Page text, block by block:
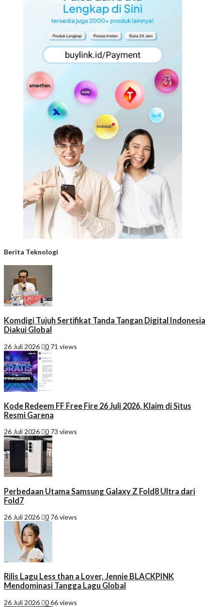
Berita Teknologi
Komdigi Tujuh Sertifikat Tanda Tangan Digital Indonesia
Diakui Global
26 Juli 2026 0 71 views
Kode Redeem FF Free Fire 26 Juli 2026, Klaim di Situs
Resmi Garena
26 Juli 2026 0 73 views
Perbedaan Utama Samsung Galaxy Z Fold8 Ultra dari
Fold7
26 Juli 2026 0 76 views
Rilis Lagu Less than a Lover, Jennie BLACKPINK
Mendominasi Tangga Lagu Global
26 Juli 2026 066 views